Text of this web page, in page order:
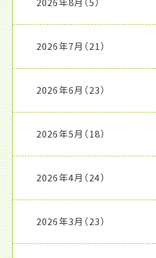
2026年8月 （5）
2026年7月 （21）
2026年6月 （23）
2026年5月 （18）
2026年4月 （24）
2026年3月 （23）